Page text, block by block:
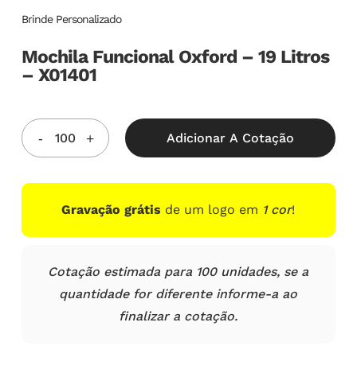
Brinde Personalizado
Mochila Funcional Oxford – 19 Litros
– X01401
Adicionar A Cotação
Gravação grátis de um logo em 1 cor!
Cotação estimada para 100 unidades, se a
quantidade for diferente informe-a ao
finalizar a cotação.